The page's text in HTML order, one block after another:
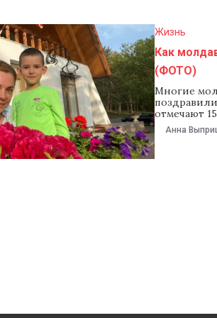
Жизнь
Как
(ФОТО)
Многие
отмечают
странице
нас
Анна